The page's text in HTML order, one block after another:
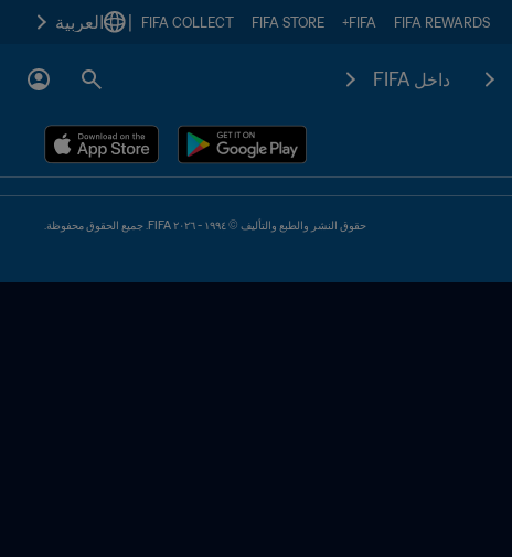
FIFA REWARDS
FIFA+
FIFA STORE
FIFA COLLECT العربية
داخل FIFA
حقوق النشر والطبع والتأليف © ١٩٩٤ - ٢٠٢٦ FIFA. جميع الحقوق محفوظة.